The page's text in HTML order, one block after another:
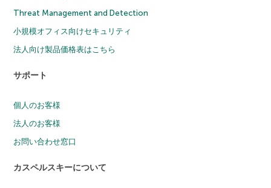
Threat Management and Detection
小規模オフィス向けセキュリティ
法人向け製品価格表はこちら
サポート
個人のお客様
法人のお客様
お問い合わせ窓口
カスペルスキーについて